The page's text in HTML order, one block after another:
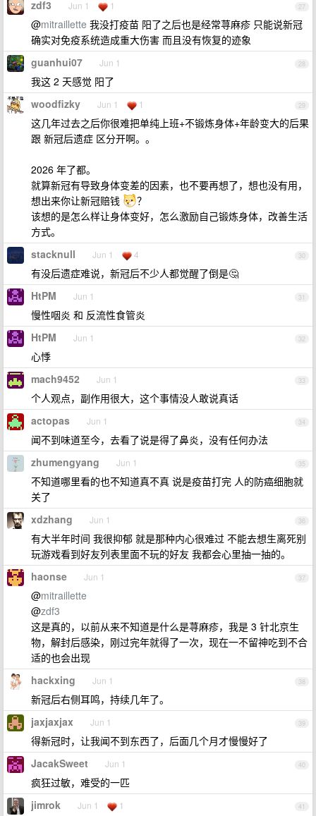
27
zdf3 Jun 1 1
@mitraillette 我没打疫苗 阳了之后也是经常荨麻疹 只能说新冠
确实对免疫系统造成重大伤害 而且没有恢复的迹象
28
guanhui07 Jun 1
我这 2 天感觉 阳了
29
woodfizky Jun 1 1
这几年过去之后你很难把单纯上班+不锻炼身体+年龄变大的后果
跟 新冠后遗症 区分开啊。。
2026 年了都。
就算新冠有导致身体变差的因素，也不要再想了，想也没有用，
想出来你让新冠赔钱
？
该想的是怎么样让身体变好，怎么激励自己锻炼身体，改善生活
方式。
30
stacknull Jun 1 4
有没后遗症难说，新冠后不少人都觉醒了倒是🤔
31
HtPM Jun 1
慢性咽炎 和 反流性食管炎
32
HtPM Jun 1
心悸
33
mach9452 Jun 1
个人观点，副作用很大，这个事情没人敢说真话
34
actopas Jun 1
闻不到味道至今，去看了说是得了鼻炎，没有任何办法
35
zhumengyang Jun 1
不知道哪里看的也不知道真不真 说是疫苗打完 人的防癌细胞就
关了
36
xdzhang Jun 1
有大半年时间 我很抑郁 就是那种内心很难过 不能去想生离死别
玩游戏看到好友列表里面不玩的好友 我都会心里抽一抽的。
37
haonse Jun 1
@mitraillette
@zdf3
这是真的，以前从来不知道是什么是荨麻疹，我是 3 针北京生
物，解封后感染，刚过完年就得了一次，现在一不留神吃到不合
适的也会出现
38
hackxing Jun 1
新冠后右侧耳鸣，持续几年了。
39
jaxjaxjax Jun 1
得新冠时，让我闻不到东西了，后面几个月才慢慢好了
40
JacakSweet Jun 1
疯狂过敏，难受的一匹
41
jimrok Jun 1 1